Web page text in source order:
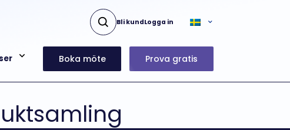
Boka möte Prova gratis
Bli kundLogga in